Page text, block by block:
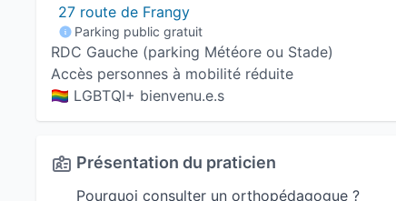
27 route de Frangy
Parking public gratuit
RDC Gauche (parking Météore ou Stade)
Accès personnes à mobilité réduite
🏳️‍🌈 LGBTQI+ bienvenu.e.s
Présentation du praticien
Pourquoi consulter un orthopédagogue ?